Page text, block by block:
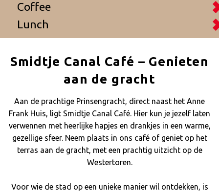
Coffee
Lunch
Smidtje Canal Café – Genieten
aan de gracht
Aan de prachtige Prinsengracht, direct naast het Anne
Frank Huis, ligt Smidtje Canal Café. Hier kun je jezelf laten
verwennen met heerlijke hapjes en drankjes in een warme,
gezellige sfeer. Neem plaats in ons café of geniet op het
terras aan de gracht, met een prachtig uitzicht op de
Westertoren.
Voor wie de stad op een unieke manier wil ontdekken, is